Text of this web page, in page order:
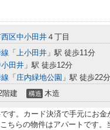
区中小田井 ４丁目
「 上小田井 」駅 徒歩11分
田井 」駅 徒歩12分
「 庄内緑地公園 」駅 徒歩22分
階建 構造 木造
す。カード決済で手元にお
ちらの物件はアパートです。